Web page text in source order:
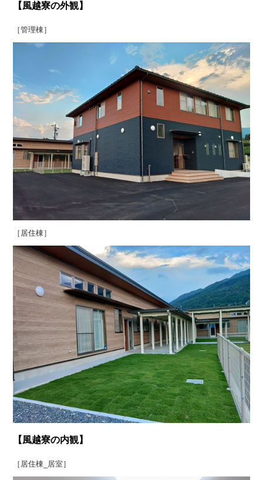
【風越寮の外観】
［管理棟］
［居住棟］
【風越寮の内観】
［居住棟_居室］